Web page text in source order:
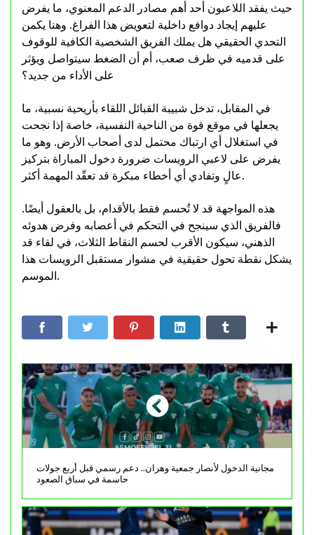
حيث يفقد اللاعبون أحد أهم مصادر الدعم المعنوي، ما يفرض
عليهم إيجاد دوافع داخلية لتعويض هذا الفراغ. وهنا يكمن
التحدي الحقيقي هل يملك الفريق الشخصية الكافية للوقوف
على قدميه في ظرف صعب، أم أن الضغط سيتواصل ويؤثر
على الأداء من جديد؟
في المقابل، تدخل شبيبة القبائل اللقاء بأريحية نسبية، ما
يجعلها في موقع قوة من الناحية النفسية، خاصة إذا نجحت
في استغلال أي ارتباك محتمل لدى أصحاب الأرض. وهو ما
يفرض على لاعبي الرويسات ضرورة دخول المباراة بتركيز
عالٍ وتفادي أي أخطاء مبكرة قد تعقّد المهمة أكثر.
هذه المواجهة قد لا تُحسم فقط بالأقدام، بل بالعقول أيضًا.
فالفريق الذي سينجح في التحكم في أعصابه وفرض هدوئه
الذهني، سيكون الأقرب لحسم النقاط الثلاث، في لقاء قد
يشكل نقطة تحول حقيقية في مشوار مستقبل الرويسات هذا
الموسم.
مجانية الدخول لأنصار جمعية وهران.. دعم رسمي قبل أربع جولات
حاسمة في سباق الصعود